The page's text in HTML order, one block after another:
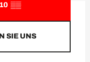
▒▒
SIE UNS